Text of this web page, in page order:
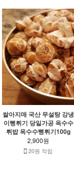
쌀아지매 국산 무설탕 강냉
이뻥튀기 당일가공 옥수수
튀밥 옥수수뻥튀기100g
2,900원
20원 적립